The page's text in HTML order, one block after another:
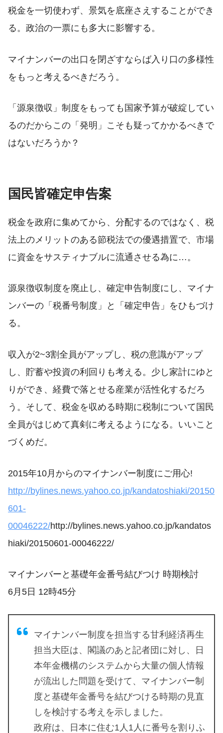
税金を一切使わず、景気を底座さえすることができ
る。政治の一票にも多大に影響する。
マイナンバーの出口を閉ざすならば入り口の多様性
をもっと考えるべきだろう。
「源泉徴収」制度をもっても国家予算が破綻してい
るのだからこの「発明」こそも疑ってかかるべきで
はないだろうか？
国民皆確定申告案
税金を政府に集めてから、分配するのではなく、税
法上のメリットのある節税法での優遇措置で、市場
に資金をサスティナブルに流通させる為に…。
源泉徴収制度を廃止し、確定申告制度にし、マイナ
ンバーの「税番号制度」と「確定申告」をひもづけ
る。
収入が2~3割全員がアップし、税の意識がアップ
し、貯蓄や投資の利回りも考える。少し家計にゆと
りができ、経費で落とせる産業が活性化するだろ
う。そして、税金を収める時期に税制について国民
全員がはじめて真剣に考えるようになる。いいこと
づくめだ。
2015年10月からのマイナンバー制度にご用心!
http://bylines.news.yahoo.co.jp/kandatoshiaki/20150
601-
00046222/http://bylines.news.yahoo.co.jp/kandatos
hiaki/20150601-00046222/
マイナンバーと基礎年金番号結びつけ 時期検討
6月5日 12時45分
マイナンバー制度を担当する甘利経済再生
担当大臣は、閣議のあと記者団に対し、日
本年金機構のシステムから大量の個人情報
が流出した問題を受けて、マイナンバー制
度と基礎年金番号を結びつける時期の見直
しを検討する考えを示しました。
政府は、日本に住む1人1人に番号を割りふ